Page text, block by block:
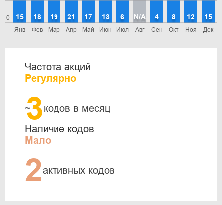
0
Янв
15
Фев
18
Мар
19
Апр
21
Май
17
Июн
13
Июл
6
Авг
N/A
Сен
4
Окт
8
Ноя
12
Дек
15
Частота акций
Регулярно
~
3кодов в месяц
Наличие кодов
Мало
2активных кодов